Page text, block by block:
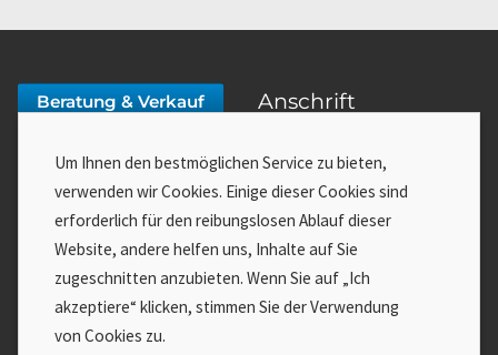
Beratung & Verkauf
03643 778140-0
Anschrift
Mozartstraße 16
99423 Weimar
service@fdata.de
Service
Impressum
Wenn Sie Hilfe benötigen:
Zutritt zum Online Meeting »
Um Ihnen den bestmöglichen Service zu bieten,
verwenden wir Cookies. Einige dieser Cookies sind
erforderlich für den reibungslosen Ablauf dieser
Website, andere helfen uns, Inhalte auf Sie
zugeschnitten anzubieten. Wenn Sie auf „Ich
akzeptiere“ klicken, stimmen Sie der Verwendung
von Cookies zu.